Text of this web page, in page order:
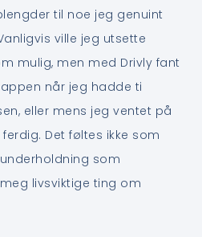
til noe jeg genuint
ville jeg utsette
mulig, men med Drivly fant
når jeg hadde ti
eller mens jeg ventet på
Det føltes ikke som
som
livsviktige ting om